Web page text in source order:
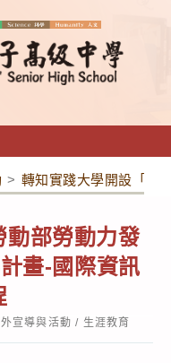
> 轉知實踐大學開設「勞
動部勞動力發
畫-國際資訊
宣導與活動 / 生涯教育